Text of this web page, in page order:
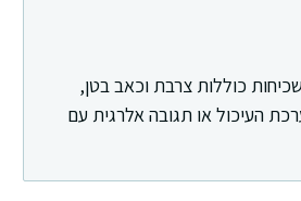
כוללות צרבת וכאב בטן,
העיכול או תגובה אלרגית עם